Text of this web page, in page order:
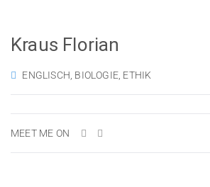
Kraus Florian
ENGLISCH, BIOLOGIE, ETHIK
MEET ME ON